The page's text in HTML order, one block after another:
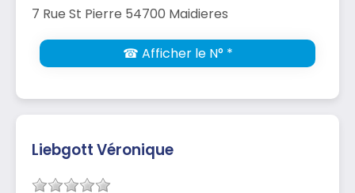
7 Rue St Pierre 54700 Maidieres
☎ Afficher le N° *
Liebgott Véronique